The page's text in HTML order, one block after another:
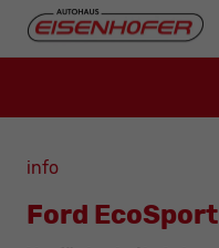
info
Ford EcoSport